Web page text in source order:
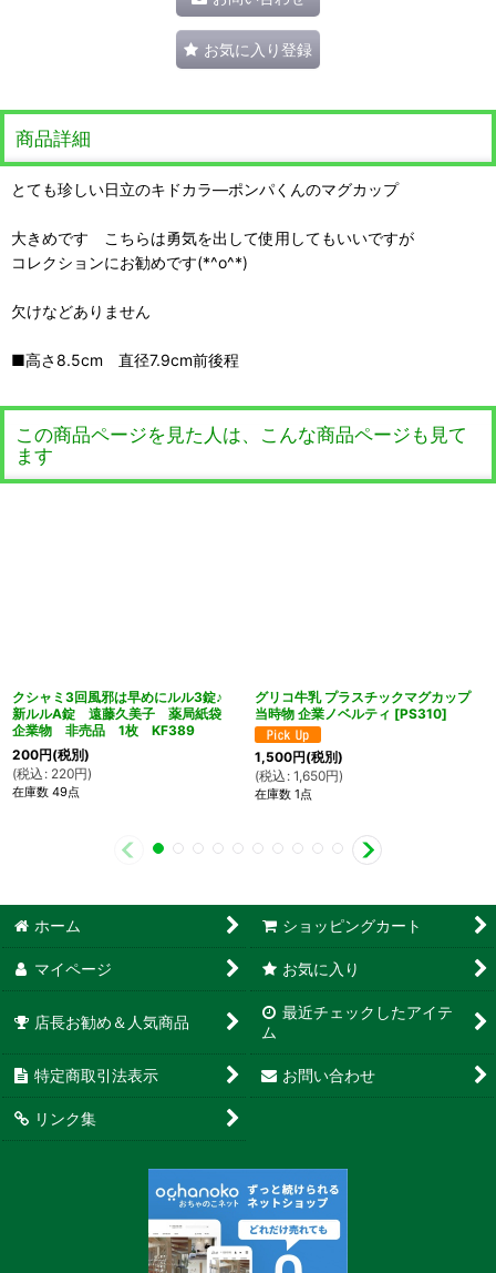
お気に入り登録
商品詳細
とても珍しい日立のキドカラ―ポンパくんのマグカップ
大きめです こちらは勇気を出して使用してもいいですが
コレクションにお勧めです(*^o^*)
欠けなどありません
■高さ8.5cm 直径7.9cm前後程
この商品ページを見た人は、こんな商品ページも見て
ます
クシャミ3回風邪は早めにルル3錠♪
新ルルA錠 遠藤久美子 薬局紙袋
企業物 非売品 1枚 KF389
200円(税別)
(税込 : 220円)
在庫数 49点
グリコ牛乳 プラスチックマグカップ
当時物 企業ノベルティ [PS310]
1,500円(税別)
(税込 : 1,650円)
在庫数 1点
ホーム ショッピングカート
マイページ お気に入り
店長お勧め＆人気商品
最近チェックしたアイテ
ム
特定商取引法表示 お問い合わせ
リンク集